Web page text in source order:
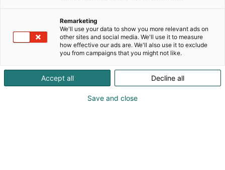
Remarketing
We'll use your data to show you more relevant ads on
other sites and social media. We'll use it to measure
how effective our ads are. We'll also use it to exclude
you from campaigns that you might not like.
Accept all Decline all
Save and close